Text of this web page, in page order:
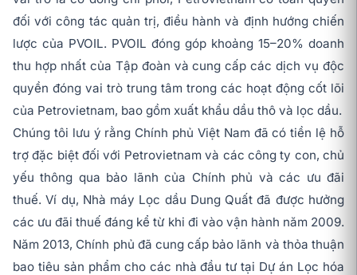
đối với công tác quản trị, điều hành và định hướng chiến
lược của PVOIL. PVOIL đóng góp khoảng 15–20% doanh
thu hợp nhất của Tập đoàn và cung cấp các dịch vụ độc
quyền đóng vai trò trung tâm trong các hoạt động cốt lõi
của Petrovietnam, bao gồm xuất khẩu dầu thô và lọc dầu.
Chúng tôi lưu ý rằng Chính phủ Việt Nam đã có tiền lệ hỗ
trợ đặc biệt đối với Petrovietnam và các công ty con, chủ
yếu thông qua bảo lãnh của Chính phủ và các ưu đãi
thuế. Ví dụ, Nhà máy Lọc dầu Dung Quất đã được hưởng
các ưu đãi thuế đáng kể từ khi đi vào vận hành năm 2009.
Năm 2013, Chính phủ đã cung cấp bảo lãnh và thỏa thuận
bao tiêu sản phẩm cho các nhà đầu tư tại Dự án Lọc hóa